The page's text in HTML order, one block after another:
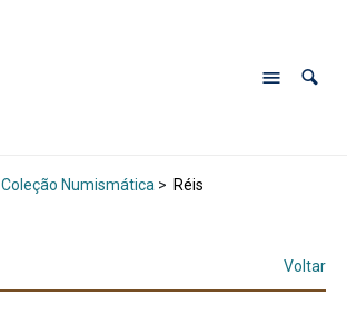
Coleção Numismática > Réis
Voltar